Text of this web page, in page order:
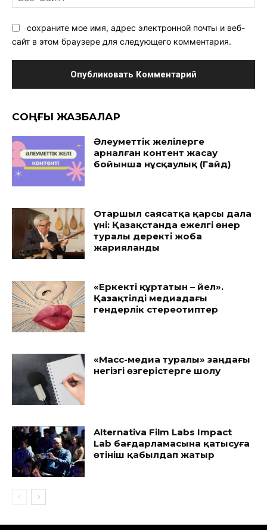
сохраните мое имя, адрес электронной почты и веб-
сайт в этом браузере для следующего комментария.
CОҢҒЫ ЖАЗБАЛАР
Әлеуметтік желілерге
арналған контент жасау
бойынша нұсқаулық (Гайд)
Отаршыл саясатқа қарсы дала
үні: Қазақстанда ежелгі өнер
туралы деректі жоба
жарияланды
«Еркекті құртатын – әйел».
Қазақтілді медиадағы
гендерлік стереотиптер
«Масс-медиа туралы» заңдағы
негізгі өзгерістерге шолу
Alternativa Film Labs Impact
Lab бағдарламасына қатысуға
өтініш қабылдап жатыр